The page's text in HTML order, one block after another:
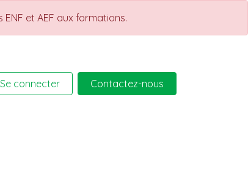
et AEF aux formations.
Se connecter Contactez-nous